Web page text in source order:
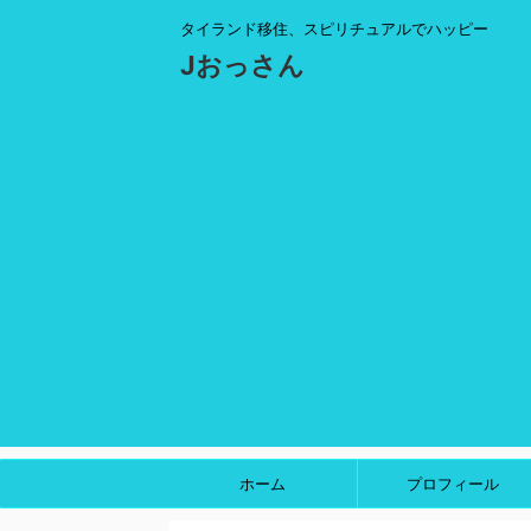
タイランド移住、スピリチュアルでハッピー
Jおっさん
ホーム プロフィール